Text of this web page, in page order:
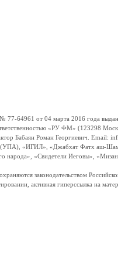
64961 от 04 марта 2016 года
«РУ ФМ» (123298
Бабаян Роман Георгиевич.
(УПА), «ИГИЛ», «Джабхат Фатх аш-
«Свидетели Иеговы»,
законодательством
активная гиперссылка на